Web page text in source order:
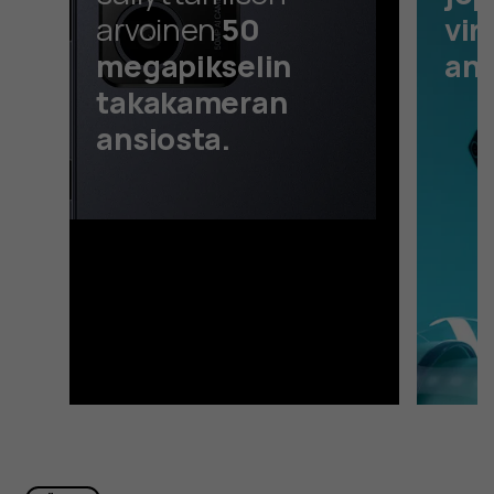
arvoinen50
megapikselin
takakameran
ansiosta.